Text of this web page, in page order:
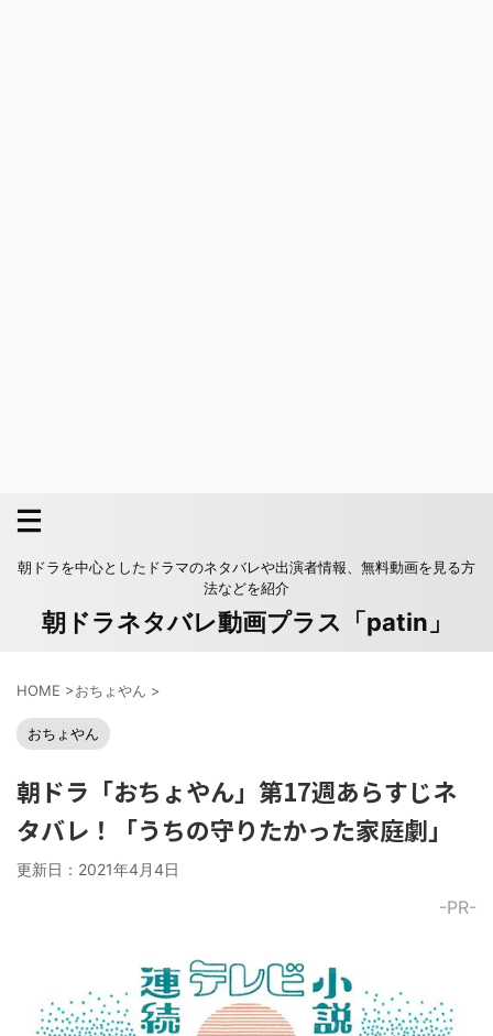
朝ドラを中心としたドラマのネタバレや出演者情報、無料動画を見る方
法などを紹介
朝ドラネタバレ動画プラス「patin」
HOME >おちょやん >
おちょやん
朝ドラ「おちょやん」第17週あらすじネ
タバレ！「うちの守りたかった家庭劇」
更新日： 2021年4月4日
-PR-